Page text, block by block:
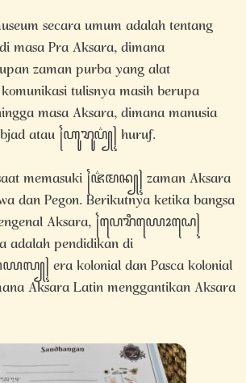
secara umum adalah tentang
masa Pra Aksara, dimana
zaman purba yang alat
tulisnya masih berupa
masa Aksara, dimana manusia
atau ꧌ꦲꦸꦫꦸꦥ꦳꧀꧍ huruf.
memasuki ꧌ꦗ꦳ꦩꦤ꧀꧍ zaman Aksara
dan Pegon. Berikutnya ketika bangsa
Aksara, ꧌ꦥꦺꦫꦶꦪꦺꦴꦝꦺ꧍
adalah pendidikan di
era kolonial dan Pasca kolonial
Aksara Latin menggantikan Aksara